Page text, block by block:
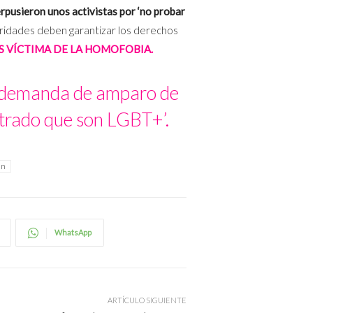
unos activistas por ‘no probar
deben garantizar los derechos
VÍCTIMA DE LA HOMOFOBIA.
de amparo de
que son LGBT+’.
WhatsApp
ARTÍCULO SIGUIENTE